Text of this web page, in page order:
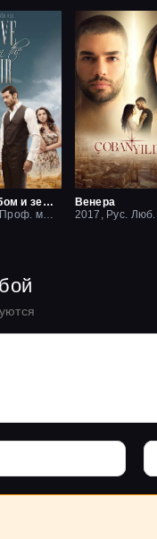
Между небом и землей / Небесная любовь
Венера